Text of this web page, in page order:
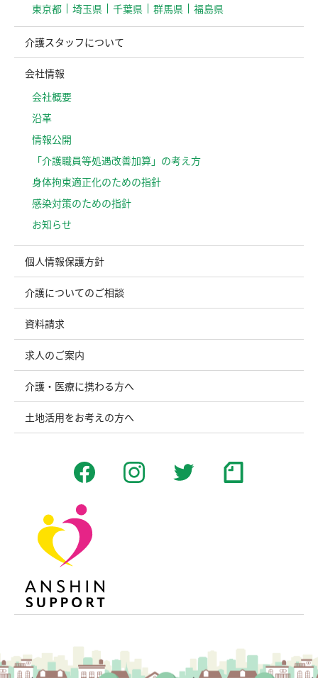
東京都
埼玉県 千葉県 群馬県 福島県
介護スタッフについて
会社情報
会社概要
沿革
情報公開
「介護職員等処遇改善加算」の考え方
⾝体拘束適正化のための指針
感染対策のための指針
お知らせ
個人情報保護方針
介護についてのご相談
資料請求
求人のご案内
介護・医療に携わる方へ
土地活用をお考えの方へ